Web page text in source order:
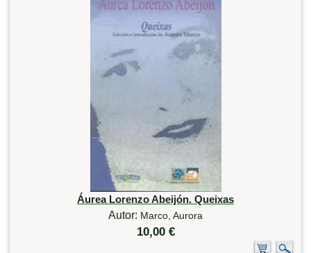
Áurea Lorenzo Abeijón. Queixas
Autor: Marco, Aurora
10,00 €